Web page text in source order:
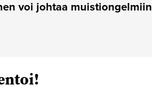
voi johtaa muistiongelmiin